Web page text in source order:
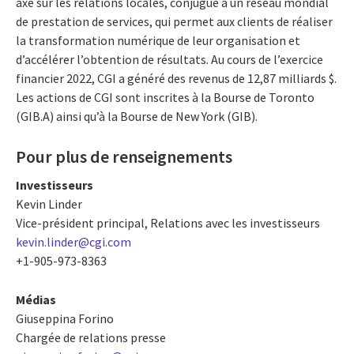
de prestation de services, qui permet aux clients de réaliser
la transformation numérique de leur organisation et
d’accélérer l’obtention de résultats. Au cours de l’exercice
financier 2022, CGI a généré des revenus de 12,87 milliards $.
Les actions de CGI sont inscrites à la Bourse de Toronto
(GIB.A) ainsi qu’à la Bourse de New York (GIB).
Pour plus de renseignements
Investisseurs
Kevin Linder
Vice-président principal, Relations avec les investisseurs
kevin.linder@cgi.com
+1-905-973-8363
Médias
Giuseppina Forino
Chargée de relations presse